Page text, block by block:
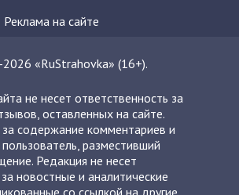
Реклама на сайте
«RuStrahovka» (16+).
не несет ответственность за
оставленных на сайте.
содержание комментариев и
разместивший
Редакция не несет
новостные и аналитические